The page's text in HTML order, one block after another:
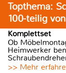
Topthema:
100-teilig
Komplettset
Ob
Heimwerker
>> Mehr